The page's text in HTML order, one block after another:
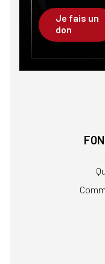
Je fais un
don